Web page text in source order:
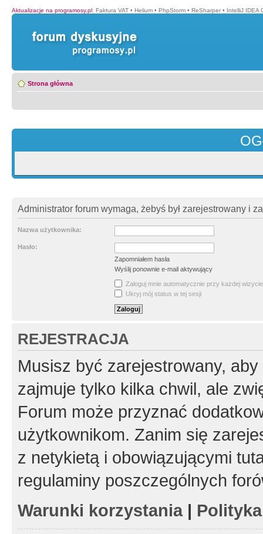
Aktualizacje na programosy.pl: Faktura VAT • Helium • PhpStorm • ReSharper • IntelliJ IDEA
Strona główna
Administrator forum wymaga, żebyś był zarejestrowany i
Nazwa użytkownika:
Hasło:
Zapomniałem hasła
Wyślij ponownie e-mail aktywujący
Zaloguj mnie automatycznie przy każdej wizycie
Ukryj mój status w tej sesji
REJESTRACJA
Musisz być zarejestrowany,
zajmuje tylko kilka chwil, ale
Forum może przyznać
użytkownikom. Zanim się
z netykietą i obowiązującymi
regulaminy poszczególnych
Warunki korzystania|